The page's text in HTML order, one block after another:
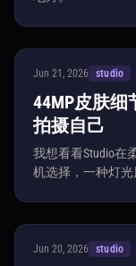
Jun 21, 2026 studio
44MP皮肤
拍摄自己
我想看看Studio在
机选择，一种灯光
Jun 20, 2026 studio